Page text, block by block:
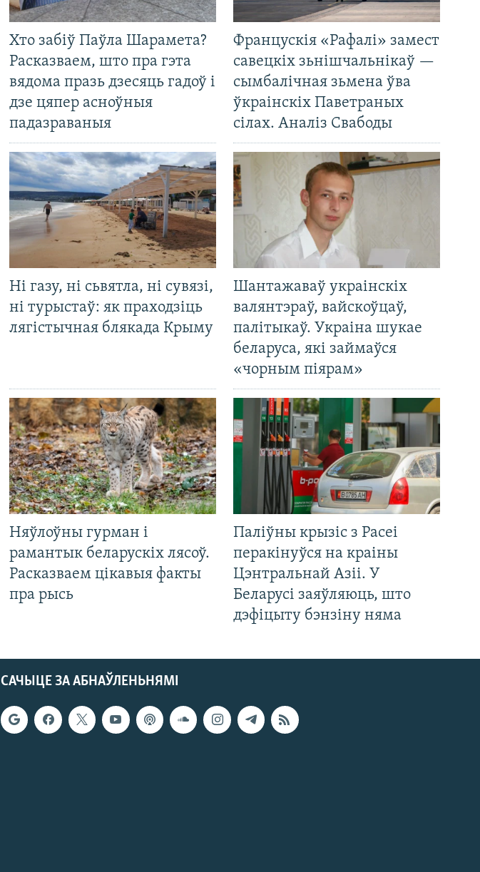
Хто забіў Паўла Шарамета?
Расказваем, што пра гэта
вядома празь дзесяць гадоў і
дзе цяпер асноўныя
падазраваныя
Францускія «Рафалі» замест
савецкіх зьнішчальнікаў —
сымбалічная зьмена ўва
ўкраінскіх Паветраных
сілах. Аналіз Свабоды
Ні газу, ні сьвятла, ні сувязі,
ні турыстаў: як праходзіць
лягістычная блякада Крыму
Шантажаваў украінскіх
валянтэраў, вайскоўцаў,
палітыкаў. Украіна шукае
беларуса, які займаўся
«чорным піярам»
Няўлоўны гурман і
рамантык беларускіх лясоў.
Расказваем цікавыя факты
пра рысь
Паліўны крызіс з Расеі
перакінуўся на краіны
Цэнтральнай Азіі. У
Беларусі заяўляюць, што
дэфіцыту бэнзіну няма
САЧЫЦЕ ЗА АБНАЎЛЕНЬНЯМІ